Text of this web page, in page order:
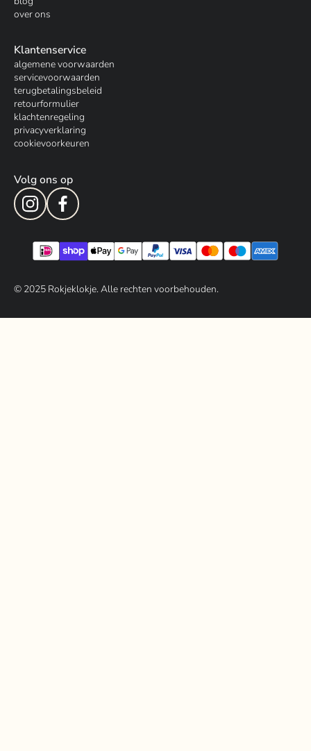
over ons
Klantenservice
algemene voorwaarden
servicevoorwaarden
terugbetalingsbeleid
retourformulier
klachtenregeling
privacyverklaring
cookievoorkeuren
Volg ons op
© 2025Rokjeklokje. Alle rechten voorbehouden.